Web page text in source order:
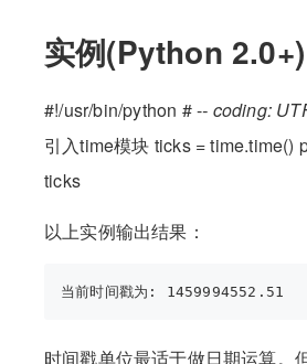
实例(Python 2.0+)
#!/usr/bin/python # -- coding:
引入time模块 ticks = time.time()
ticks
以上实例输出结果：
时间戳单位最适于做日期运算。